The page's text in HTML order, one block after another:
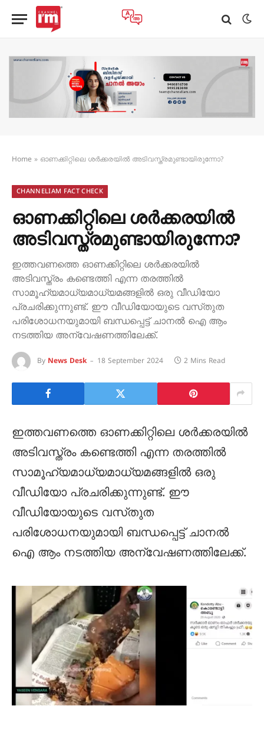
Home » ഓണക്കിറ്റിലെ ശർക്കരയിൽ അടിവസ്ത്രമുണ്ടായിരുന്നോ?
CHANNELIAM FACT CHECK
ഓണക്കിറ്റിലെ ശർക്കരയിൽ
അടിവസ്ത്രമുണ്ടായിരുന്നോ?
ഇത്തവണത്തെ ഓണക്കിറ്റിലെ ശര്‍ക്കരയില്‍
അടിവസ്ത്രം കണ്ടെത്തി എന്ന തരത്തില്‍
സാമൂഹ്യമാധ്യമാധ്യമങ്ങളില്‍ ഒരു വീഡിയോ
പ്രചരിക്കുന്നുണ്ട്. ഈ വീഡിയോയുടെ വസ്‌തുത
പരിശോധനയുമായി ബന്ധപ്പെട്ട് ചാനൽ ഐ ആം
നടത്തിയ അന്വേഷണത്തിലേക്ക്.
By News Desk 18 September 2024 2 Mins Read
ഇത്തവണത്തെ ഓണക്കിറ്റിലെ ശര്‍ക്കരയില്‍
അടിവസ്ത്രം കണ്ടെത്തി എന്ന തരത്തില്‍
സാമൂഹ്യമാധ്യമാധ്യമങ്ങളില്‍ ഒരു
വീഡിയോ പ്രചരിക്കുന്നുണ്ട്. ഈ
വീഡിയോയുടെ വസ്‌തുത
പരിശോധനയുമായി ബന്ധപ്പെട്ട് ചാനൽ
ഐ ആം നടത്തിയ അന്വേഷണത്തിലേക്ക്.